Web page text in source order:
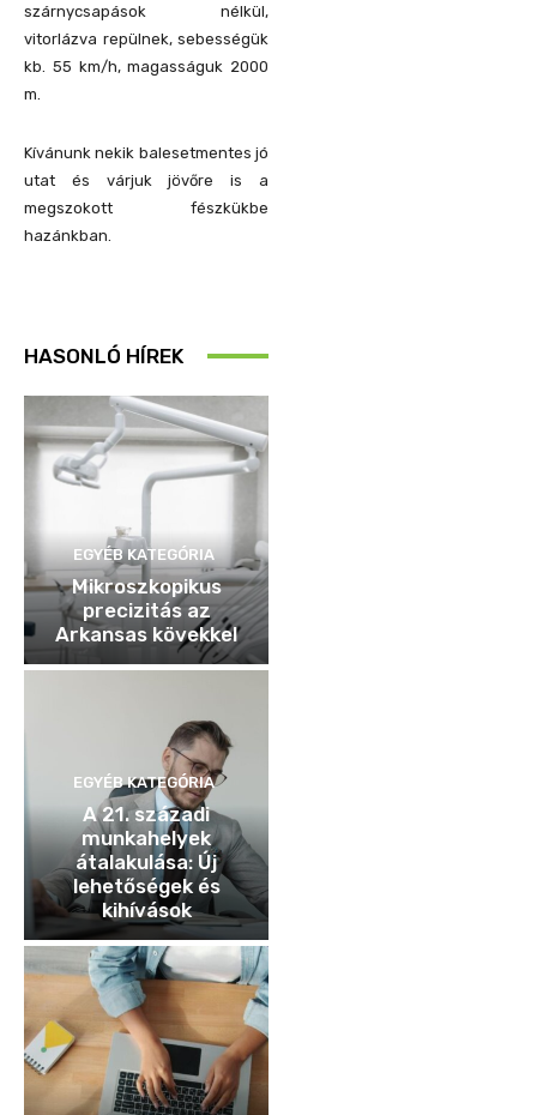
szárnycsapások nélkül,
vitorlázva repülnek, sebességük
kb. 55 km/h, magasságuk 2000
m.
Kívánunk nekik balesetmentes jó
utat és várjuk jövőre is a
megszokott fészkükbe
hazánkban.
HASONLÓ HÍREK
EGYÉB KATEGÓRIA
Mikroszkopikus
precizitás az
Arkansas kövekkel
EGYÉB KATEGÓRIA
A 21. századi
munkahelyek
átalakulása: Új
lehetőségek és
kihívások